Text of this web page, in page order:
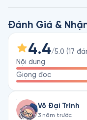
Nathan Glazer và Reuel
này đều cho rằng
Đánh Giá &
4.4/5.0 (17
Nội dung
Giọng đọc
Võ Đại Trình
3 năm trước